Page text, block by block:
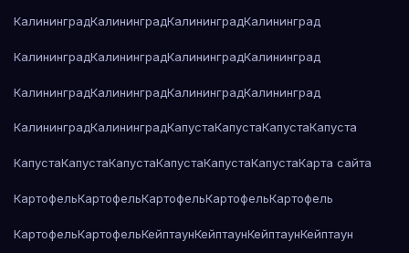
КалининградКалининградКалининградКалининград
КалининградКалининградКалининградКалининград
КалининградКалининградКалининградКалининград
КалининградКалининградКапустаКапустаКапустаКапуста
КапустаКапустаКапустаКапустаКапустаКапустаКарта сайта
КартофельКартофельКартофельКартофельКартофель
КартофельКартофельКейптаунКейптаунКейптаунКейптаун